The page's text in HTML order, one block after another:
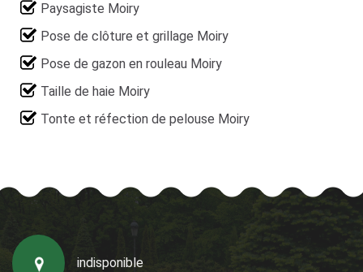
Paysagiste Moiry
Pose de clôture et grillage Moiry
Pose de gazon en rouleau Moiry
Taille de haie Moiry
Tonte et réfection de pelouse Moiry
indisponible